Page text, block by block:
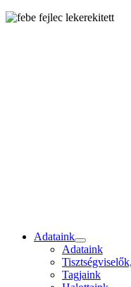
Adataink
Adataink
Tagjaink